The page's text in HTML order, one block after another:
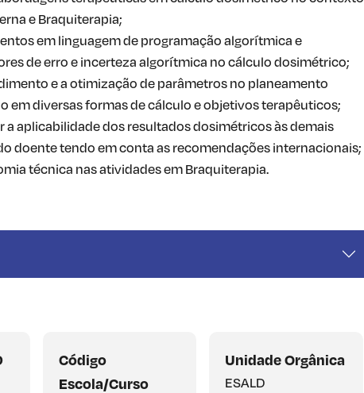
e Braquiterapia;
em linguagem de programação algorítmica e
de erro e incerteza algorítmica no cálculo dosimétrico;
e a otimização de parâmetros no planeamento
em diversas formas de cálculo e objetivos terapêuticos;
a aplicabilidade dos resultados dosimétricos às demais
doente tendo em conta as recomendações internacionais;
técnica nas atividades em Braquiterapia.
Código
Escola/Curso
Unidade Orgânica
ESALD